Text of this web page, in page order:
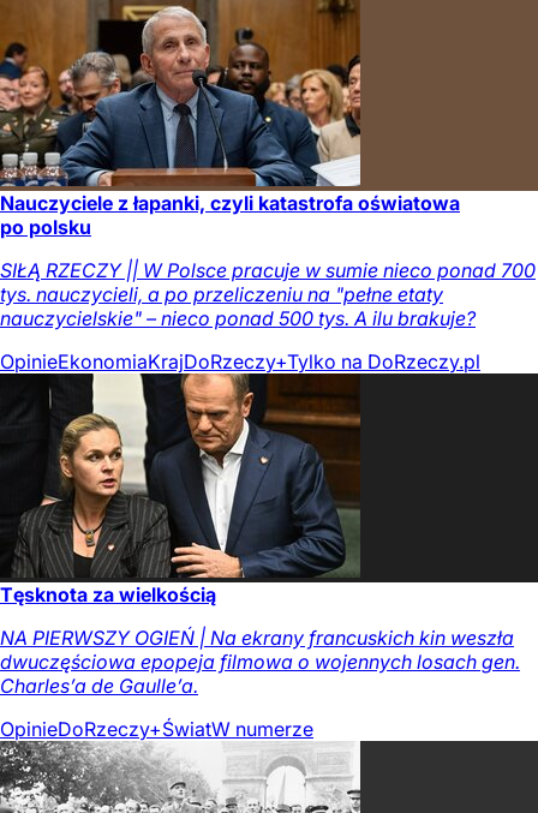
Nauczyciele z łapanki, czyli katastrofa oświatowa
po polsku
SIŁĄ RZECZY || W Polsce pracuje w sumie nieco ponad 700
tys. nauczycieli, a po przeliczeniu na "pełne etaty
nauczycielskie" – nieco ponad 500 tys. A ilu brakuje?
OpinieEkonomiaKrajDoRzeczy+Tylko na DoRzeczy.pl
Tęsknota za wielkością
NA PIERWSZY OGIEŃ | Na ekrany francuskich kin weszła
dwuczęściowa epopeja filmowa o wojennych losach gen.
Charles’a de Gaulle’a.
OpinieDoRzeczy+ŚwiatW numerze